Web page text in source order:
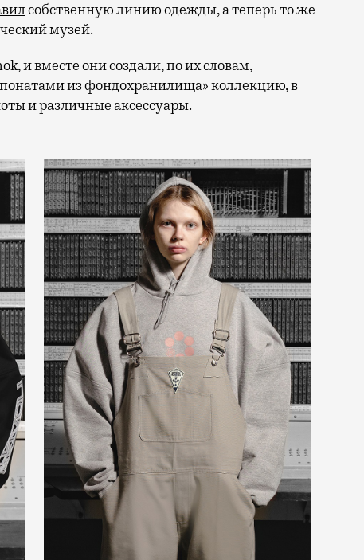
собственную линию одежды, а теперь то же
музей.
и вместе они создали, по их словам,
из фондохранилища» коллекцию, в
и различные аксессуары.